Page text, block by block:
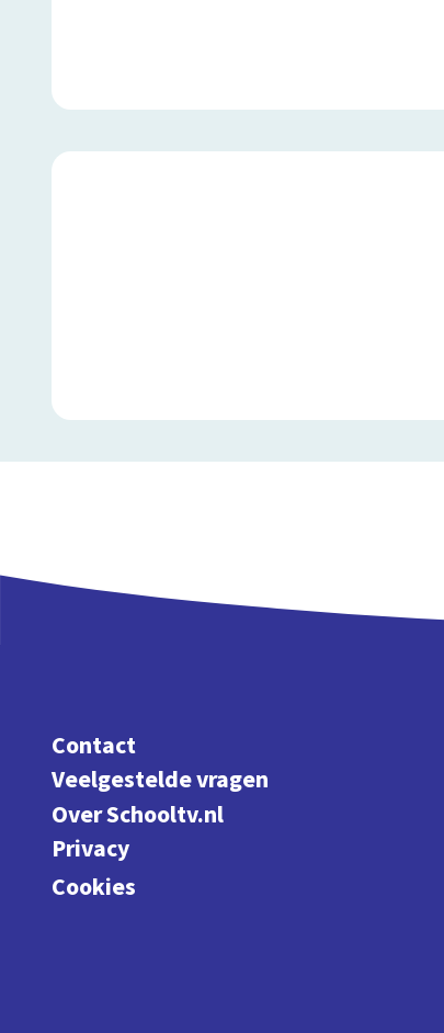
Contact
Veelgestelde vragen
Over Schooltv.nl
Privacy
Cookies